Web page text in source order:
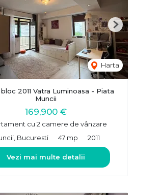
Harta
Next
2011 Vatra Luminoasa - Piata
Muncii
169,900 €
cu 2 camere de vânzare
Bucuresti
47 mp 2011
Vezi mai multe detalii